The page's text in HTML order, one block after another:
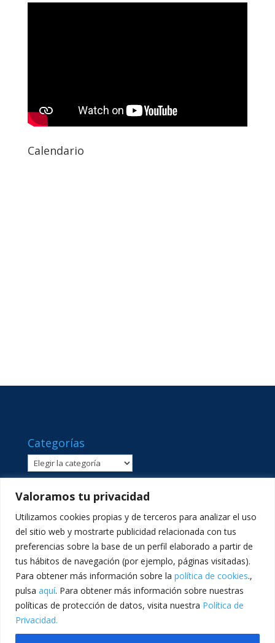
Valoramos tu privacidad
Utilizamos cookies propias y de terceros para analizar el uso
del sitio web y mostrarte publicidad relacionada con tus
preferencias sobre la base de un perfil elaborado a partir de
tus hábitos de navegación (por ejemplo, páginas visitadas).
Para obtener más información sobre la política de cookies.,
pulsa aquí. Para obtener más información sobre nuestras
políticas de protección de datos, visita nuestra Política de
Privacidad.
Calendario
Categorías
Categorías
C/ Sant Lluís Beltrán, 8 · 46980 · Paterna, València ·
Telf: 961365540 · comunicacion@lasallevp.es